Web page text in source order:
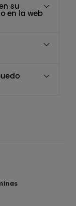
su
en la web